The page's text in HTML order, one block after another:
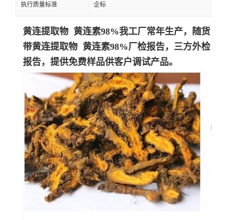
执行质量标准 企标
黄连提取物 黄连素98%我工厂常年生产，随货
带黄连提取物 黄连素98%厂检报告，三方外检
报告，提供免费样品供客户调试产品。